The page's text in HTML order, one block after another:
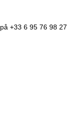
+33 6 95 76 98 27